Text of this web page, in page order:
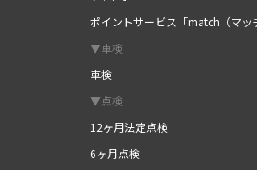
ポイントサービス「match（マッ
▼車検
車検
▼点検
12ヶ月法定点検
6ヶ月点検